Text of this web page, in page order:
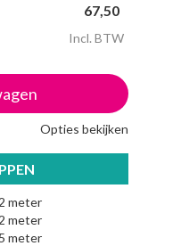
67,50
Incl. BTW
Opties bekijken
meter
meter
meter